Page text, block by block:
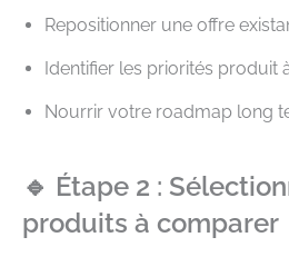
Repositionner une offre
Identifier les priorités produit
Nourrir votre roadmap long
🔹 Étape 2 :
produits à comparer